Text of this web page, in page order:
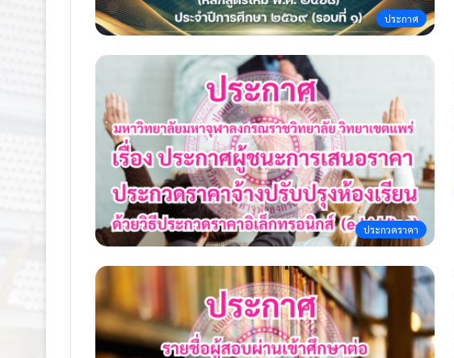
ประกาศ
ประกวดราคา